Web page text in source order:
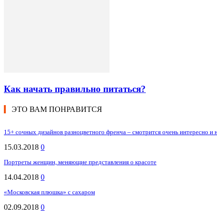
Как начать правильно питаться?
ЭТО ВАМ ПОНРАВИТСЯ
15+ сочных дизайнов разноцветного френча – смотрится очень интересно и
15.03.2018 0
Портреты женщин, меняющие представления о красоте
14.04.2018 0
«Московская плюшка» с сахаром
02.09.2018 0